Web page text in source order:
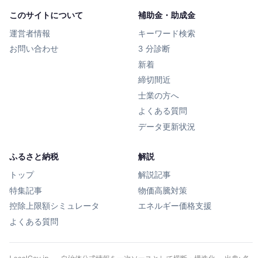
このサイトについて
運営者情報
お問い合わせ
補助金・助成金
キーワード検索
3 分診断
新着
締切間近
士業の方へ
よくある質問
データ更新状況
ふるさと納税
トップ
特集記事
控除上限額シミュレータ
よくある質問
解説
解説記事
物価高騰対策
エネルギー価格支援